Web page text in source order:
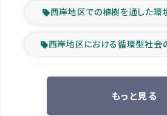
西岸地区での植樹を通した環
西岸地区における循環型社会
ツアー参加者
もっと見る